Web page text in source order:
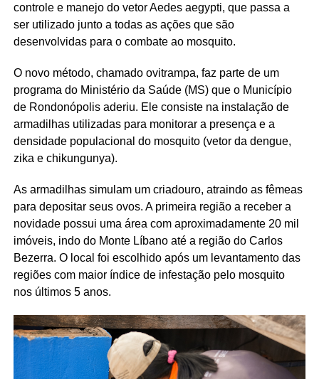
controle e manejo do vetor Aedes aegypti, que passa a
ser utilizado junto a todas as ações que são
desenvolvidas para o combate ao mosquito.
O novo método, chamado ovitrampa, faz parte de um
programa do Ministério da Saúde (MS) que o Município
de Rondonópolis aderiu. Ele consiste na instalação de
armadilhas utilizadas para monitorar a presença e a
densidade populacional do mosquito (vetor da dengue,
zika e chikungunya).
As armadilhas simulam um criadouro, atraindo as fêmeas
para depositar seus ovos. A primeira região a receber a
novidade possui uma área com aproximadamente 20 mil
imóveis, indo do Monte Líbano até a região do Carlos
Bezerra. O local foi escolhido após um levantamento das
regiões com maior índice de infestação pelo mosquito
nos últimos 5 anos.